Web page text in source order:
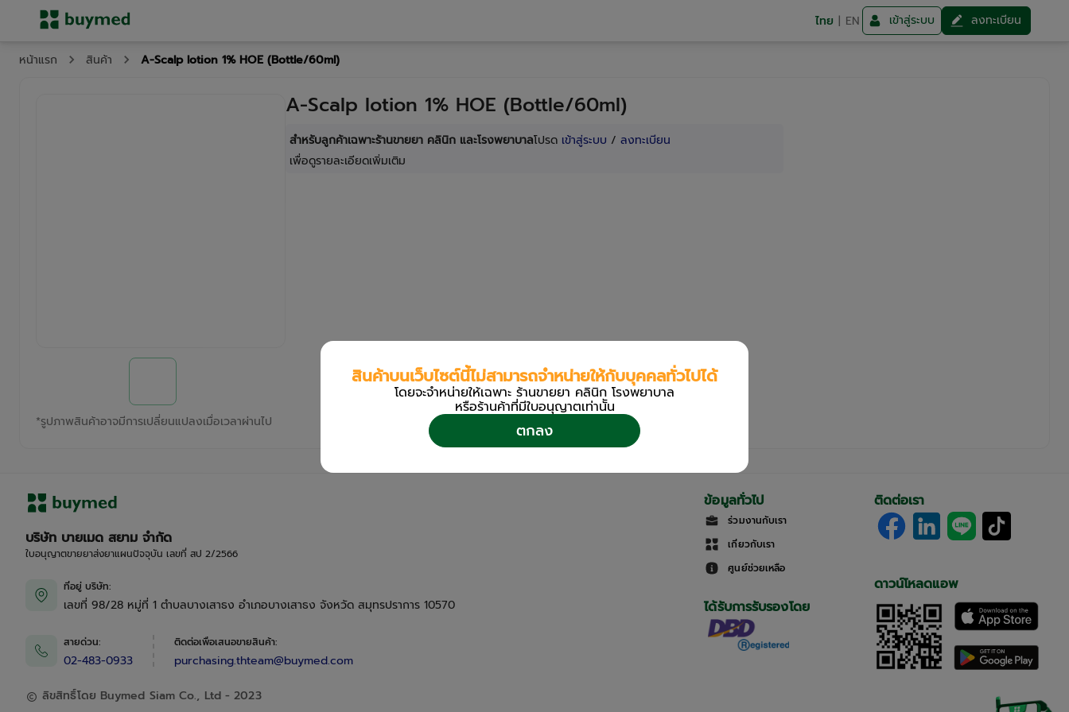
ไทย | EN เข้าสู่ระบบ ลงทะเบียน
หน้าแรก สินค้า A-Scalp lotion 1% HOE (Bottle/60ml)
*รูปภาพสินค้าอาจมีการเปลี่ยนแปลงเมื่อเวลาผ่านไป
A-Scalp lotion 1% HOE (Bottle/60ml)
สำหรับลูกค้าเฉพาะร้านขายยา คลินิก และโรงพยาบาลโปรด เข้าสู่ระบบ / ลงทะเบียน
เพื่อดูรายละเอียดเพิ่มเติม
บริษัท บายเมด สยาม จำกัด
ใบอนุญาตขายยาส่งยาแผนปัจจุบัน เลขที่ สป 2/2566
ที่อยู่ บริษัท:
เลขที่ 98/28 หมู่ที่ 1 ตำบลบางเสาธง อำเภอบางเสาธง จังหวัด สมุทรปราการ 10570
สายด่วน:
02-483-0933
ติดต่อเพื่อเสนอขายสินค้า:
purchasing.thteam@buymed.com
ลิขสิทธิ์โดย Buymed Siam Co., Ltd - 2023
ข้อมูลทั่วไป
ร่วมงานกับเรา
เกี่ยวกับเรา
ศูนย์ช่วยเหลือ
ได้รับการรับรองโดย
ติดต่อเรา
ดาวน์โหลดแอพ
สินค้าบนเว็บไซต์นี้ไม่สามารถจำหน่ายให้กับบุคคลทั่วไปได้
โดยจะจำหน่ายให้เฉพาะ ร้านขายยา คลินิก โรงพยาบาล
หรือร้านค้าที่มีใบอนุญาตเท่านััน
ตกลง